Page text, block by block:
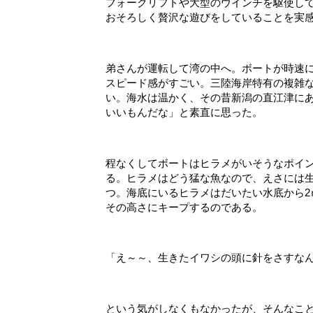
フォークリフトや大型のウインチを駆使し
おそろしく贅沢な遊びをしていることを実
弟さんが運転して湾の中へ。ボートが時速
スピード感がすごい。三陸海岸特有の複雑
い。海水は温かく、その昔新潟の直江津に
いいもんだな」と素直に思った。
程なくしてボートはヒラメがいそうなポイ
る。ヒラメはどう猛な魚なので、えさには
つ。海底にいるヒラメはだいたい水底から
その高さにキープするのである。
「え～～、生きたイワシの頭に針をさすな
という気がしなくもなかったが、そんなこ